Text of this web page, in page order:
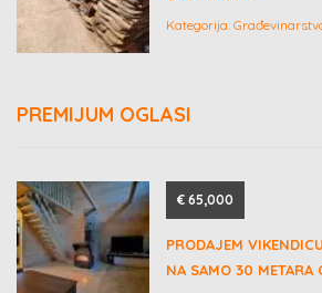
Kategorija:
PREMIJUM OGLASI
€ 65,000
PRODAJEM
NA SAMO 30 METARA